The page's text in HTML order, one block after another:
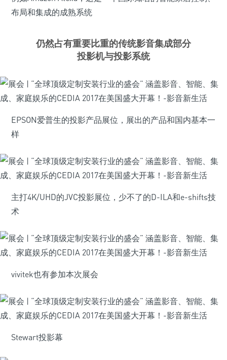
布局和集成的成熟系统
仍然占有重要比重的传统影音集成部分
投影机与投影系统
EPSON爱普生的投影产品展位，展出的产品和国内基本一
样
主打4K/UHD的JVC投影展位，少不了的D-ILA和e-shifts技
术
vivitek也有参加本次展会
Stewart投影幕